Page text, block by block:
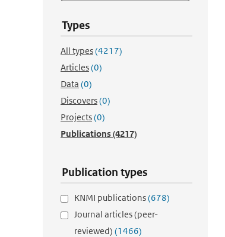
Types
All types(4217)
Articles(0)
Data (0)
Discovers(0)
Projects(0)
Publications(4217)
Publication types
KNMI publications(678)
Journal articles (peer-
reviewed) (1466)